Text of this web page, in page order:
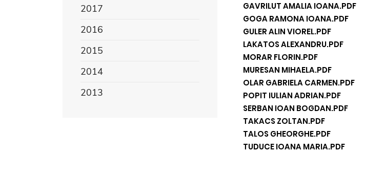
GAVRILUT AMALIA IOANA.PDF
GOGA RAMONA IOANA.PDF
GULER ALIN VIOREL.PDF
LAKATOS ALEXANDRU.PDF
MORAR FLORIN.PDF
MURESAN MIHAELA.PDF
OLAR GABRIELA CARMEN.PDF
POPIT IULIAN ADRIAN.PDF
SERBAN IOAN BOGDAN.PDF
TAKACS ZOLTAN.PDF
TALOS GHEORGHE.PDF
TUDUCE IOANA MARIA.PDF
2017
2016
2015
2014
2013